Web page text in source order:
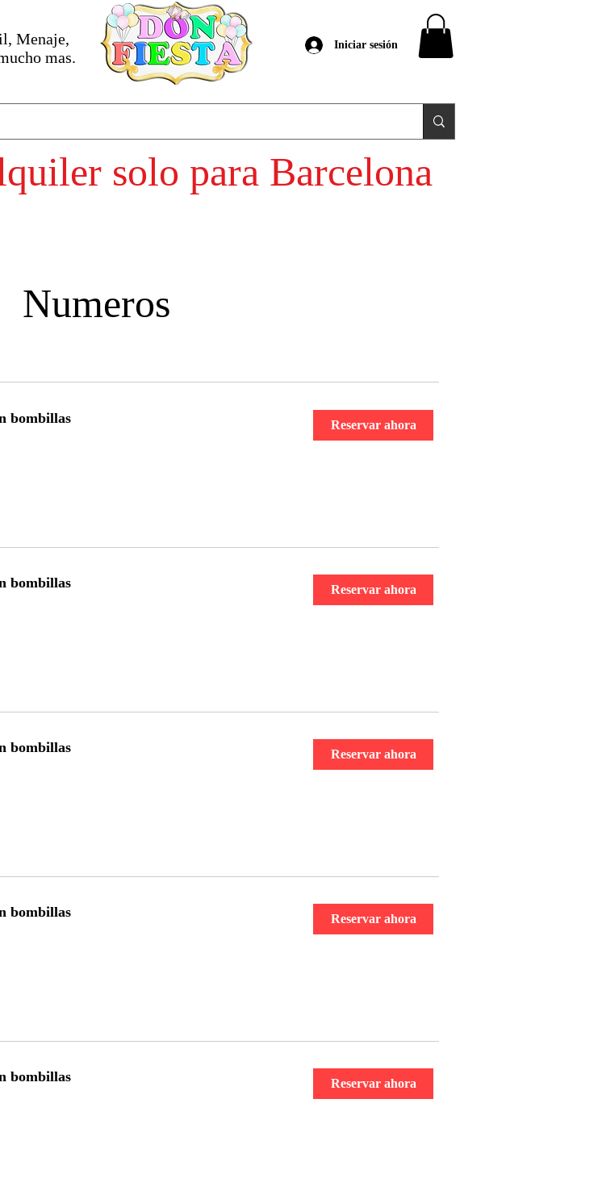
Menaje,
mas.
Iniciar sesión
Numeros
bombillas Reservar ahora
bombillas Reservar ahora
bombillas Reservar ahora
bombillas Reservar ahora
bombillas Reservar ahora
solo para Barcelona